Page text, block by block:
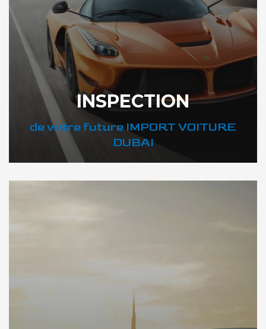
INSPECTION
de votre future IMPORT VOITURE
DUBAI